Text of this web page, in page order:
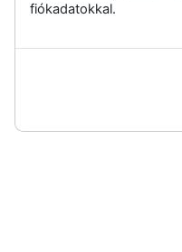
fiókadatokkal.